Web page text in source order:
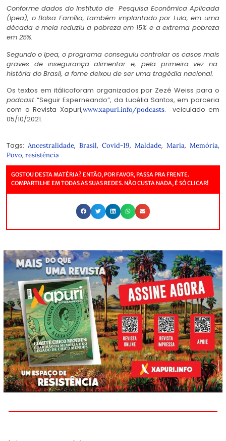
Conforme dados do Instituto de Pesquisa Econômica Aplicada
(Ipea), o Bolsa Família, também implantado por Lula, em uma
década e meia reduziu a pobreza em 15% e a extrema pobreza
em 25%.
Segundo o Ipea, o programa conseguiu controlar os casos mais
graves de insegurança alimentar e, pela primeira vez na
história do Brasil, a fome deixou de ser uma tragédia nacional.
Os textos em itálicoforam organizados por Zezé Weiss para o
podcast “Seguir Esperneando”, da Lucélia Santos, em parceria
com a Revista Xapuri,www.xapuri.info/podcasts. veiculado em
05/10/2021.
Tags: Ancestralidade, Brasil, Covid-19, Maldade, Maria, Memória,
Povo, resistência
GOSTOU DESTA MATÉRIA? ENTÃO, POR FAVOR, PASSA PRA FRENTE.
COMPARTILHE EM TODAS AS SUAS REDES. NÃO CUSTA NADA, É SÓ CLICAR!